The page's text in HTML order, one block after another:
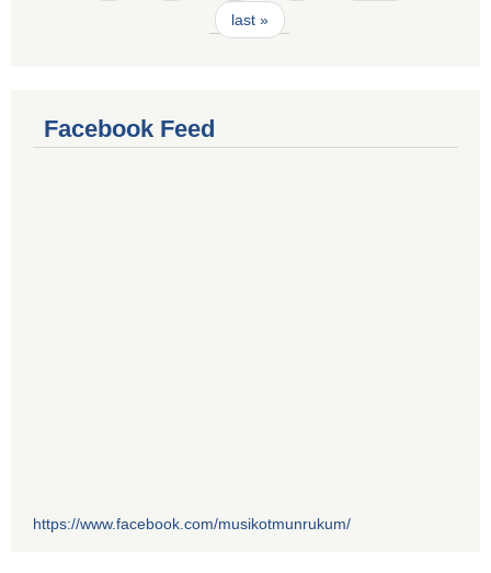
last »
Facebook Feed
https://www.facebook.com/musikotmunrukum/